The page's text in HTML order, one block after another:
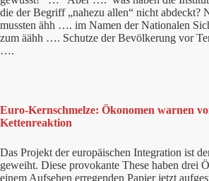
die der Begriff „nahezu allen“ nicht abdeckt?
mussten ähh …. im Namen der Nationalen
zum äähh …. Schutze der Bevölkerung vor
….
Euro-Kernschmelze: Ökonomen warnen
Kettenreaktion
Das Projekt der europäischen Integration ist
geweiht. Diese provokante These haben drei
einem Aufsehen erregenden Papier jetzt